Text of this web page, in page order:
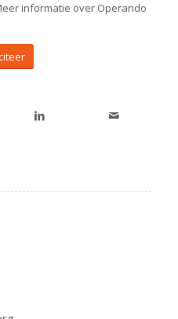
informatie over Operando